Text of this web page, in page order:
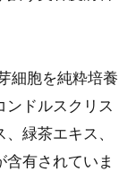
細胞を純粋培養
ンドルスクリス
緑茶エキス、
含有されていま